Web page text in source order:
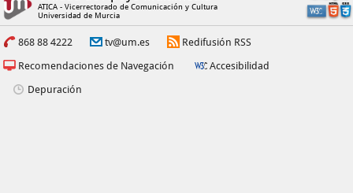
ATICA - Vicerrectorado de Comunicación y Cultura
Universidad de Murcia
868 88 4222 tv@um.es
Redifusión RSS
Recomendaciones de Navegación
Accesibilidad
Depuración